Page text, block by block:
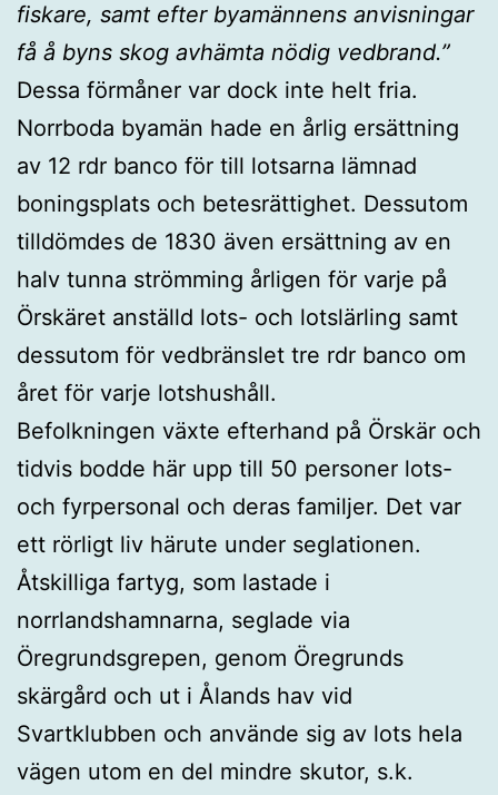
fiskare, samt efter byamännens anvisningar
få å byns skog avhämta nödig vedbrand.”
Dessa förmåner var dock inte helt fria.
Norrboda byamän hade en årlig ersättning
av 12 rdr banco för till lotsarna lämnad
boningsplats och betesrättighet. Dessutom
tilldömdes de 1830 även ersättning av en
halv tunna strömming årligen för varje på
Örskäret anställd lots- och lotslärling samt
dessutom för vedbränslet tre rdr banco om
året för varje lotshushåll.
Befolkningen växte efterhand på Örskär och
tidvis bodde här upp till 50 personer lots-
och fyrpersonal och deras familjer. Det var
ett rörligt liv härute under seglationen.
Åtskilliga fartyg, som lastade i
norrlandshamnarna, seglade via
Öregrundsgrepen, genom Öregrunds
skärgård och ut i Ålands hav vid
Svartklubben och använde sig av lots hela
vägen utom en del mindre skutor, s.k.